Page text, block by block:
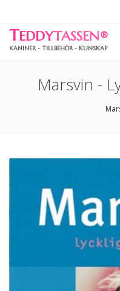
TEDDYTASSEN®
KANINER - TILLBEHÖR - KUNSKAP
Marsvin -